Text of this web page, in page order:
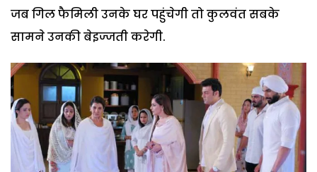
जब गिल फैमिली उनके घर पहुंचेगी तो कुलवंत सबके
सामने उनकी बेइज्जती करेगी.